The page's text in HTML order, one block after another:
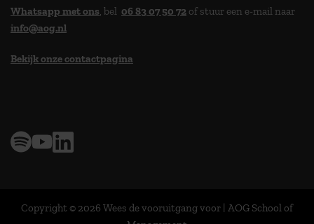
Whatsapp met ons, bel 06 83 07 50 72 of stuur een e-mail naar
info@aog.nl
Bekijk onze contactpagina
Copyright © 2026 Wees de vooruitgang voor | AOG School of